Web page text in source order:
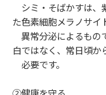
シミ・そばかすは、
た色素細胞メラノサイ
異常分泌によるもの
白ではなく、常日頃か
必要です。